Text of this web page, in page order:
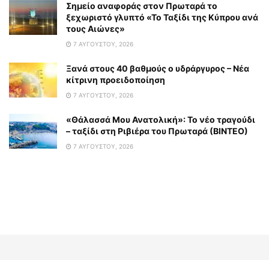
Σημείο αναφοράς στον Πρωταρά το
ξεχωριστό γλυπτό «Το Ταξίδι της Κύπρου ανά
τους Αιώνες»
7 ΑΥΓΟΎΣΤΟΥ, 2026
Ξανά στους 40 βαθμούς ο υδράργυρος – Νέα
κίτρινη προειδοποίηση
7 ΑΥΓΟΎΣΤΟΥ, 2026
«Θάλασσά Μου Ανατολική»: Το νέο τραγούδι
– ταξίδι στη Ριβιέρα του Πρωταρά (ΒΙΝΤΕΟ)
7 ΑΥΓΟΎΣΤΟΥ, 2026